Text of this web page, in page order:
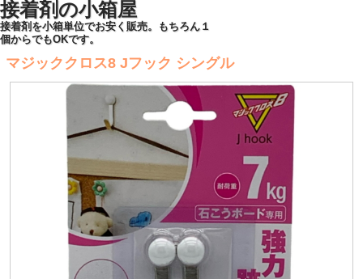
接着剤の小箱屋
接着剤を小箱単位でお安く販売。もちろん１
個からでもOKです。
マジッククロス8 Jフック シングル